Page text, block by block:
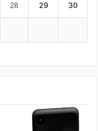
28 29 30